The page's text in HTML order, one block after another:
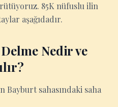
85K nüfuslu ilin
aşağıdadır.
Nedir ve
Bayburt sahasındaki saha